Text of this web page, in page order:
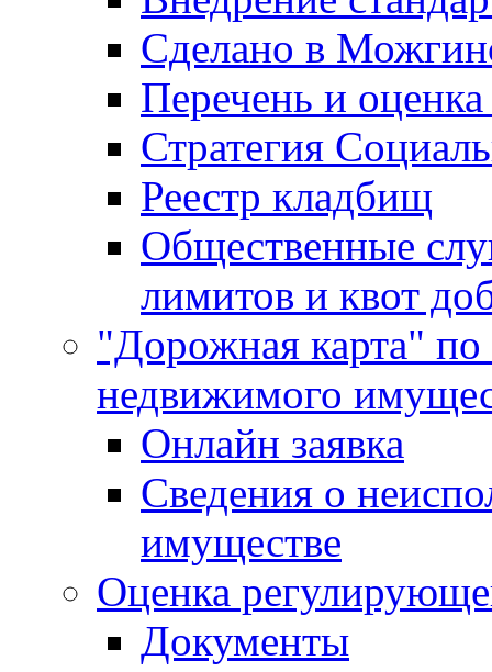
Сделано в
Перечень и
Стратегия
Реестр кладбищ
Общественные
лимитов и квот
"Дорожная карта"
недвижимого
Онлайн заявка
Сведения о
имуществе
Оценка
Документы